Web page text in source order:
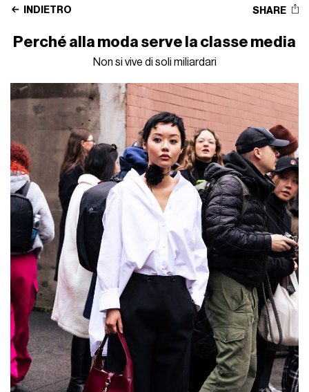
INDIETRO SHARE
Perché alla moda serve la classe media
Non si vive di soli miliardari